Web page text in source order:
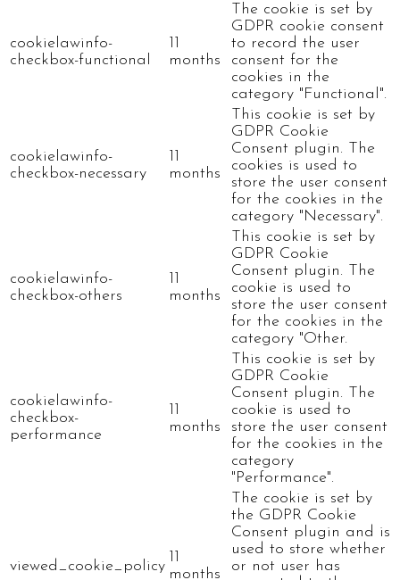
cookielawinfo-
checkbox-functional
11
months
The cookie is set by
GDPR cookie consent
to record the user
consent for the
cookies in the
category "Functional".
cookielawinfo-
checkbox-necessary
11
months
This cookie is set by
GDPR Cookie
Consent plugin. The
cookies is used to
store the user consent
for the cookies in the
category "Necessary".
cookielawinfo-
checkbox-others
11
months
This cookie is set by
GDPR Cookie
Consent plugin. The
cookie is used to
store the user consent
for the cookies in the
category "Other.
cookielawinfo-
checkbox-
performance
11
months
This cookie is set by
GDPR Cookie
Consent plugin. The
cookie is used to
store the user consent
for the cookies in the
category
"Performance".
viewed_cookie_policy
11
months
The cookie is set by
the GDPR Cookie
Consent plugin and is
used to store whether
or not user has